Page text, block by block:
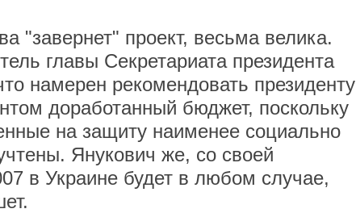
"завернет" проект, весьма велика.
главы Секретариата президента
намерен рекомендовать президенту
доработанный бюджет, поскольку
на защиту наименее социально
Янукович же, со своей
в Украине будет в любом случае,